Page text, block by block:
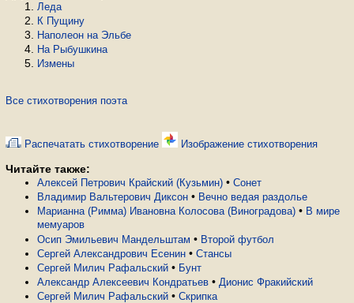
Леда
К Пущину
Наполеон на Эльбе
На Рыбушкина
Измены
Все стихотворения поэта
Распечатать стихотворение Изображение стихотворения
Читайте также:
Алексей Петрович Крайский (Кузьмин) • Сонет
Владимир Вальтерович Диксон • Вечно ведая раздолье
Марианна (Римма) Ивановна Колосова (Виноградова) • В мире
мемуаров
Осип Эмильевич Мандельштам • Второй футбол
Сергей Александрович Есенин • Стансы
Сергей Милич Рафальский • Бунт
Александр Алексеевич Кондратьев • Дионис Фракийский
Сергей Милич Рафальский • Скрипка